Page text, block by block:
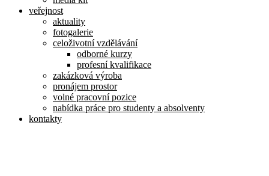
veřejnost
aktuality
fotogalerie
celoživotní vzdělávání
odborné kurzy
profesní kvalifikace
zakázková výroba
pronájem prostor
volné pracovní pozice
nabídka práce pro studenty a absolventy
kontakty